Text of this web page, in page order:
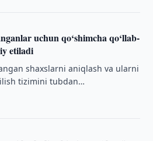
uchun qo‘shimcha qo‘llab-
etiladi
shaxslarni aniqlash va ularni
tizimini tubdan
qabul …